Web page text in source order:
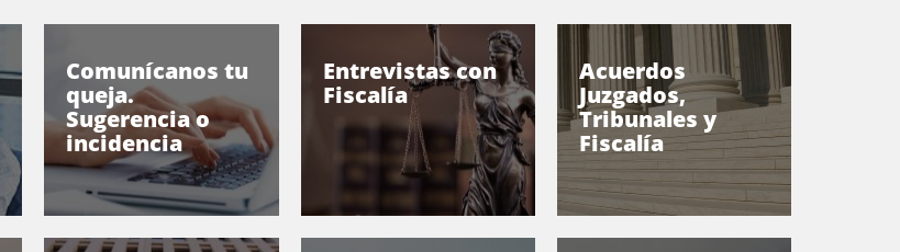
Comunícanos tu
queja.
Sugerencia o
incidencia
Entrevistas con
Fiscalía
Acuerdos
Juzgados,
Tribunales y
Fiscalía